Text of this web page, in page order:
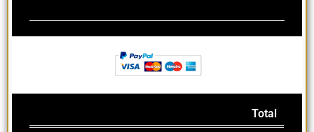
Total